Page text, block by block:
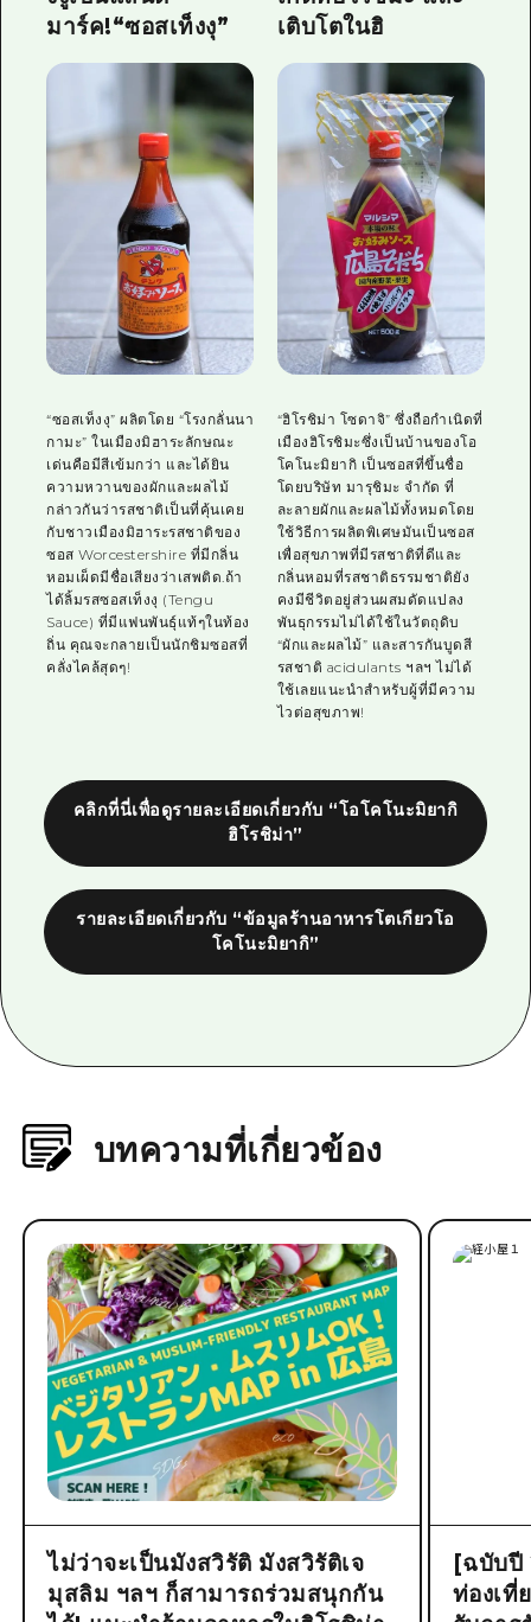
มาร์ค!“ซอสเท็งงุ”
“ซอสเท็งงุ” ผลิตโดย “โรงกลั่นนา
กามะ” ในเมืองมิฮาระลักษณะ
เด่นคือมีสีเข้มกว่า และได้ยิน
ความหวานของผักและผลไม้
กล่าวกันว่ารสชาติเป็นที่คุ้นเคย
กับชาวเมืองมิฮาระรสชาติของ
ซอส Worcestershire ที่มีกลิ่น
หอมเผ็ดมีชื่อเสียงว่าเสพติด.ถ้า
ได้ลิ้มรสซอสเท็งงุ (Tengu
Sauce) ที่มีแฟนพันธุ์แท้ๆในท้อง
ถิ่น คุณจะกลายเป็นนักชิมซอสที่
คลั่งไคล้สุดๆ!
เติบโตในฮิ
“ฮิโรชิม่า โซดาจิ” ซึ่งถือกำเนิดที่
เมืองฮิโรชิมะซึ่งเป็นบ้านของโอ
โคโนะมิยากิ เป็นซอสที่ขึ้นชื่อ
โดยบริษัท มารุชิมะ จำกัด ที่
ละลายผักและผลไม้ทั้งหมดโดย
ใช้วิธีการผลิตพิเศษมันเป็นซอส
เพื่อสุขภาพที่มีรสชาติที่ดีและ
กลิ่นหอมที่รสชาติธรรมชาติยัง
คงมีชีวิตอยู่ส่วนผสมดัดแปลง
พันธุกรรมไม่ได้ใช้ในวัตถุดิบ
“ผักและผลไม้” และสารกันบูดสี
รสชาติ acidulants ฯลฯ ไม่ได้
ใช้เลยแนะนำสำหรับผู้ที่มีความ
ไวต่อสุขภาพ!
คลิกที่นี่เพื่อดูรายละเอียดเกี่ยวกับ “โอโคโนะมิยากิ
ฮิโรชิม่า”
รายละเอียดเกี่ยวกับ “ข้อมูลร้านอาหารโตเกียวโอ
โคโนะมิยากิ”
บทความที่เกี่ยวข้อง
ไม่ว่าจะเป็นมังสวิรัติ มังสวิรัติเจ
มุสลิม ฯลฯ ก็สามารถร่วมสนุกกัน
[ฉบับปี
ท่องเที่